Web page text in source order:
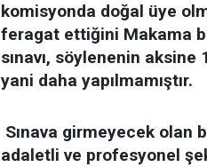
komisyonda doğal üye
feragat ettiğini Makama
sınavı, söylenenin aksine
yani daha yapılmamıştır.
Sınava girmeyecek olan
adaletli ve profesyonel